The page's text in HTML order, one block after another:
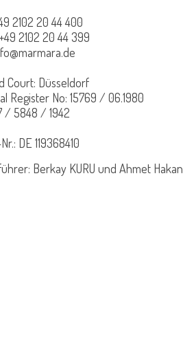
2102 20 44 400
+49 2102 20 44 399
Court: Düsseldorf
Register No: 15769 / 06.1980
/ 5848 / 1942
DE 119368410
Berkay KURU und Ahmet Hakan